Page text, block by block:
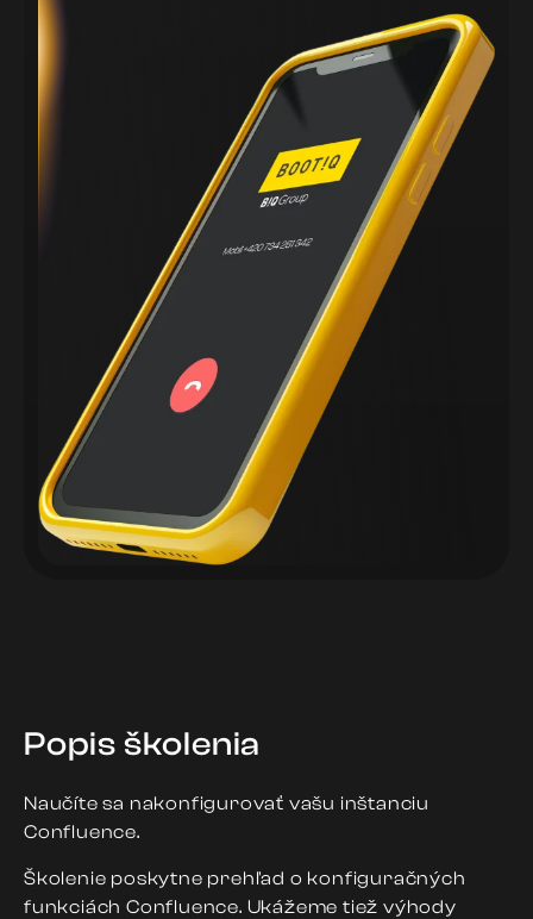
Popis školenia
Naučíte sa nakonfigurovať vašu inštanciu
Confluence.
Školenie poskytne prehľad o konfiguračných
funkciách Confluence. Ukážeme tiež výhody